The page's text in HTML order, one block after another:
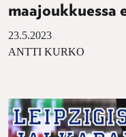
maajoukkuessa
23.5.2023
ANTTI KURKO